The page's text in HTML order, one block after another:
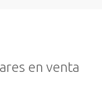
en venta